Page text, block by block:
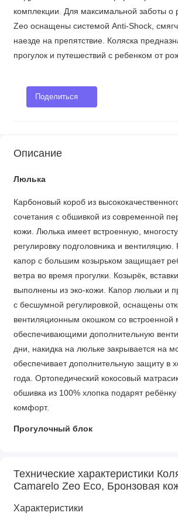
комплекции. Для максимальной заботы о
Zeo оснащены системой Anti-Shock,
наезде на препятствие. Коляска
прогулок и путешествий с ребенком от
Поделиться
Описание
Люлька
Карбоновый короб из
сочетания с обшивкой из современной
кожи. Люлька имеет встроенную,
регулировку подголовника и вентиляцию.
капор с большим козырьком защищает
ветра во время прогулки. Козырёк,
выполнены из эко-кожи. Капор люльки и
с бесшумной регулировкой, оснащены
вентиляционным окошком со встроенной
обеспечивающими дополнительную
дни, накидка на люльке закрывается на
обеспечивает дополнительную защиту в
года. Ортопедический кокосовый
обшивка из 100% хлопка подарят ребёнку
комфорт.
Прогулочный блок
от сидячего до горизонтального
ног так же можно установить в одном из
Пятиточечные ремни с мягкими
Технические характеристики
Camarelo Zeo Eco, Бронзовая
Характеристики